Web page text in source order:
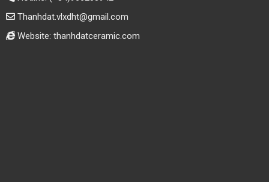
Thanhdat.vlxdht@gmail.com
Website: thanhdatceramic.com